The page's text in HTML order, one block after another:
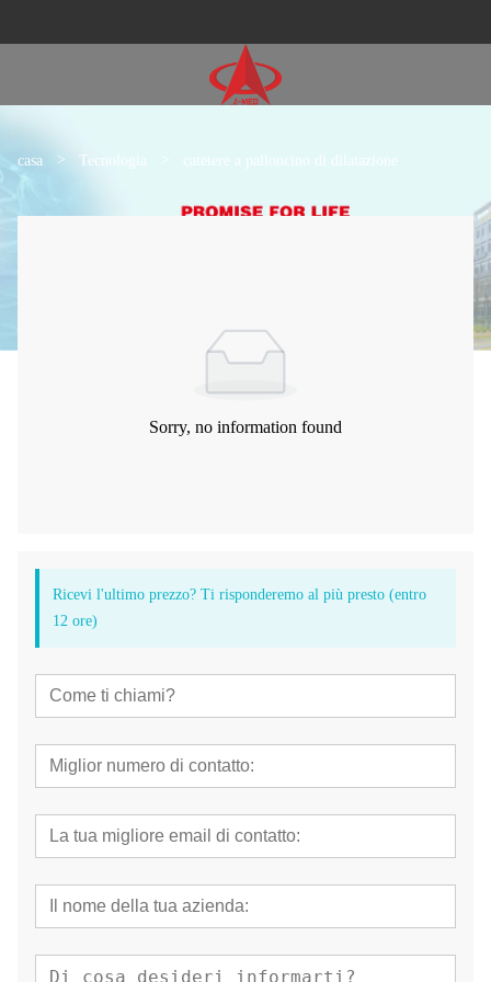
casa > Tecnologia catetere a palloncino di dilatazione
Sorry, no information found
Ricevi l'ultimo prezzo? Ti risponderemo al più presto (entro
12 ore)